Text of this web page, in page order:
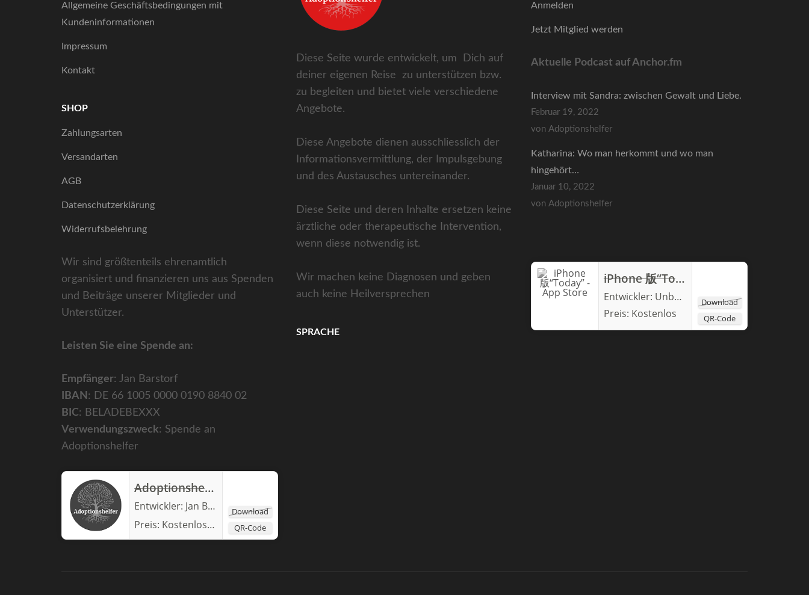
Allgemeine Geschäftsbedingungen mit
Kundeninformationen
Impressum
Kontakt
SHOP
Zahlungsarten
Versandarten
AGB
Datenschutzerklärung
Widerrufsbelehrung
Wir sind größtenteils ehrenamtlich
organisiert und finanzieren uns aus Spenden
und Beiträge unserer Mitglieder und
Unterstützer.
Leisten Sie eine Spende an:
Empfänger: Jan Barstorf
IBAN : DE 66 1005 0000 0190 8840 02
BIC: BELADEBEXXX
Verwendungszweck: Spende an
Adoptionshelfer
Download
QR-Code
Adoptionshelfer
Entwickler: Jan Barstorf
Preis: Kostenlos
Diese Seite wurde entwickelt, um Dich auf
deiner eigenen Reise zu unterstützen bzw.
zu begleiten und bietet viele verschiedene
Angebote.
Diese Angebote dienen ausschliesslich der
Informationsvermittlung, der Impulsgebung
und des Austausches untereinander.
Diese Seite und deren Inhalte ersetzen keine
ärztliche oder therapeutische Intervention,
wenn diese notwendig ist.
Wir machen keine Diagnosen und geben
auch keine Heilversprechen
SPRACHE
Anmelden
Jetzt Mitglied werden
Aktuelle Podcast auf Anchor.fm
Interview mit Sandra: zwischen Gewalt und Liebe.
Februar 19, 2022
von Adoptionshelfer
Katharina: Wo man herkommt und wo man
hingehört…
Januar 10, 2022
von Adoptionshelfer
Download
QR-Code
iPhone 版“Today” - App Store
Entwickler: Unbekannt
Preis: Kostenlos